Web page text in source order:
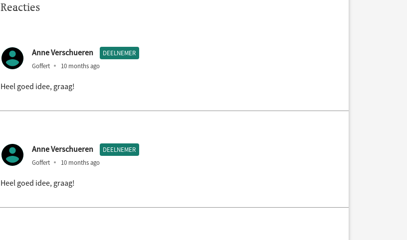
Reacties
Anne Verschueren DEELNEMER
Goffert 10 months ago
Heel goed idee, graag!
Anne Verschueren DEELNEMER
Goffert 10 months ago
Heel goed idee, graag!